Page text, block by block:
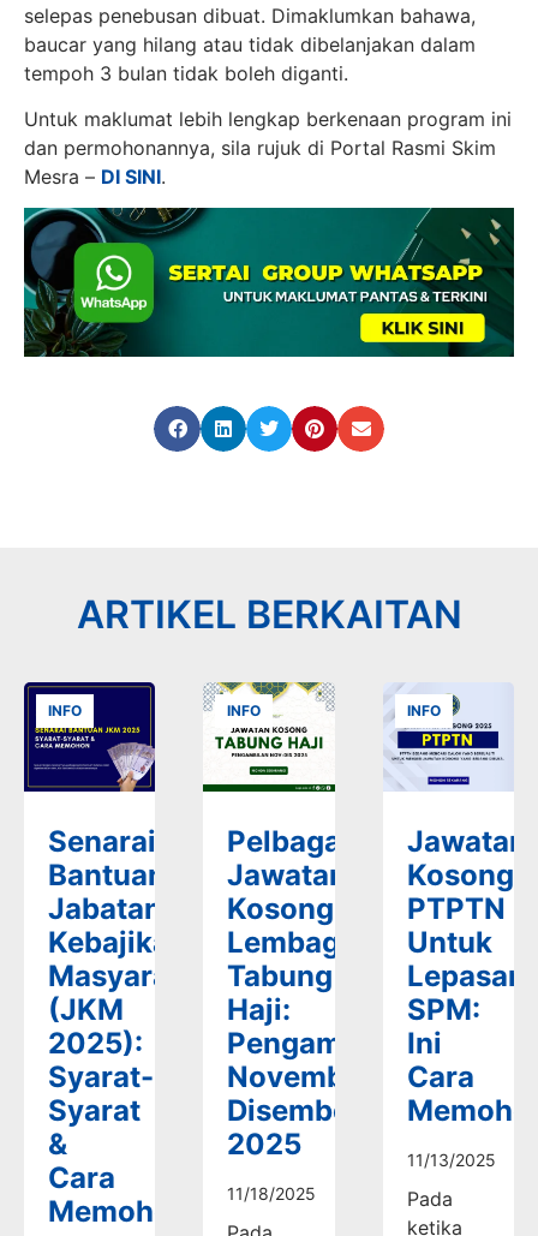
selepas penebusan dibuat. Dimaklumkan bahawa,
baucar yang hilang atau tidak dibelanjakan dalam
tempoh 3 bulan tidak boleh diganti.
Untuk maklumat lebih lengkap berkenaan program ini
dan permohonannya, sila rujuk di Portal Rasmi Skim
Mesra – DI SINI.
ARTIKEL BERKAITAN
INFO
Senarai
Bantuan
Jabatan
Kebajikan
Masyarakat
(JKM
2025):
Syarat-
Syarat
&
Cara
Memohon
INFO
Pelbagai
Jawatan
Kosong
Lembaga
Tabung
Haji:
Pengambilan
November-
Disember
2025
11/18/2025
INFO
Jawatan
Kosong
PTPTN
Untuk
Lepasan
SPM:
Ini
Cara
11/13/2025
Pada
ketika